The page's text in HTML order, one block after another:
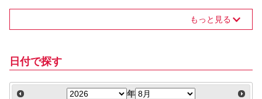
もっと見る
日付で探す
年